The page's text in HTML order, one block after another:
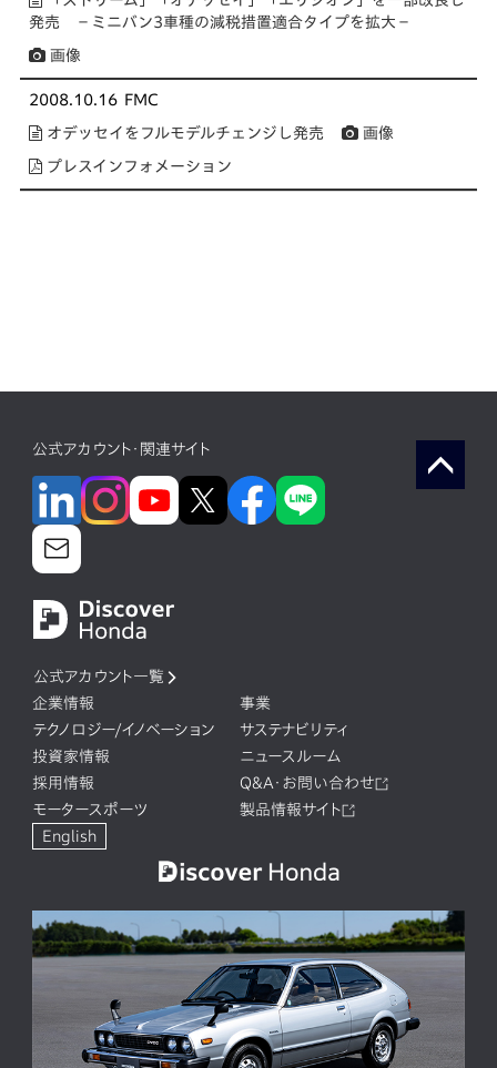
発売 －ミニバン3車種の減税措置適合タイプを拡大－
画像
2008.10.16 FMC
オデッセイをフルモデルチェンジし発売 画像
プレスインフォメーション
公式アカウント・関連サイト
公式アカウント一覧
企業情報
事業
テクノロジー/イノベーション
サステナビリティ
投資家情報
ニュースルーム
採用情報
Q&A・お問い合わせ
モータースポーツ
製品情報サイト
English